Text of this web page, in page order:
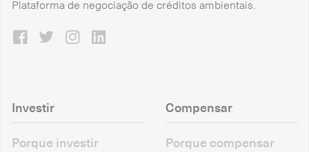
Plataforma de negociação de créditos ambientais.
Investir
Porque investir
Compensar
Porque compensar